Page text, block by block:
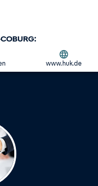
www.huk.de